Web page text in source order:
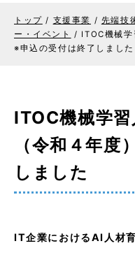
トップ / 支援事業 / 先端技
ー・イベント
/ ITOC機械学
※申込の受付は終了しました
ITOC機械学
（令和４年
しました
IT企業におけるAI人材